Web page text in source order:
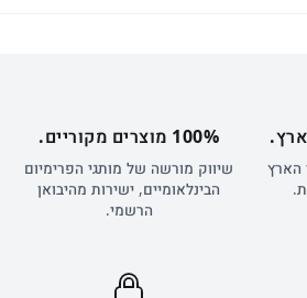
הארץ
100% מוצרים מקוריים.
שיווק מורשה של מותגי הפרימיום
הבינלאומיים, ישירות מהיבואן
הרשמי.